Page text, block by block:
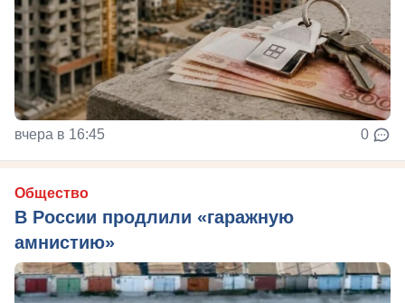
вчера в 16:45 0
Общество
В России продлили «гаражную
амнистию»